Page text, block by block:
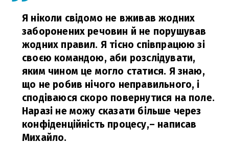
Я ніколи свідомо не вживав жодних
заборонених речовин й не порушував
жодних правил. Я тісно співпрацюю зі
своєю командою, аби розслідувати,
яким чином це могло статися. Я знаю,
що не робив нічого неправильного, і
сподіваюся скоро повернутися на поле.
Наразі не можу сказати більше через
конфіденційність процесу,– написав
Михайло.